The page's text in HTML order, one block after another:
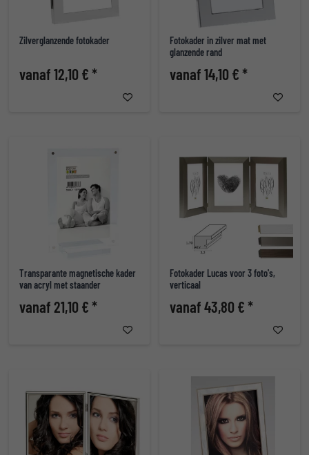
Zilverglanzende fotokader
vanaf 12,10 € *
Fotokader in zilver mat met
glanzende rand
vanaf 14,10 € *
Transparante magnetische kader
van acryl met staander
vanaf 21,10 € *
Fotokader Lucas voor 3 foto's,
verticaal
vanaf 43,80 € *